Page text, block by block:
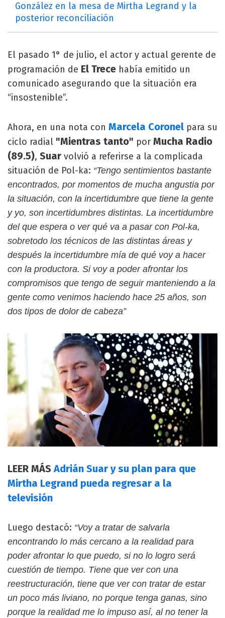
González en la mesa de Mirtha Legrand y la
posterior reconciliación
El pasado 1° de julio, el actor y actual gerente de
programación de El Trece había emitido un
comunicado asegurando que la situación era
“insostenible”.
Ahora, en una nota con Marcela Coronel para su
ciclo radial "Mientras tanto" por Mucha Radio
(89.5), Suar volvió a referirse a la complicada
situación de Pol-ka: “Tengo sentimientos bastante
encontrados, por momentos de mucha angustia por
la situación, con la incertidumbre que tiene la gente
y yo, son incertidumbres distintas. La incertidumbre
del que espera o ver qué va a pasar con Pol-ka,
sobretodo los técnicos de las distintas áreas y
después la incertidumbre mía de qué voy a hacer
con la productora. Si voy a poder afrontar los
compromisos que tengo de seguir manteniendo a la
gente como venimos haciendo hace 25 años, son
dos tipos de dolor de cabeza”
LEER MÁSAdrián Suar y su plan para que
Mirtha Legrand pueda regresar a la
televisión
Luego destacó: “Voy a tratar de salvarla
encontrando lo más cercano a la realidad para
poder afrontar lo que puedo, si no lo logro será
cuestión de tiempo. Tiene que ver con una
reestructuración, tiene que ver con tratar de estar
un poco más liviano, no porque tenga ganas, sino
porque la realidad me lo impuso así, al no tener la